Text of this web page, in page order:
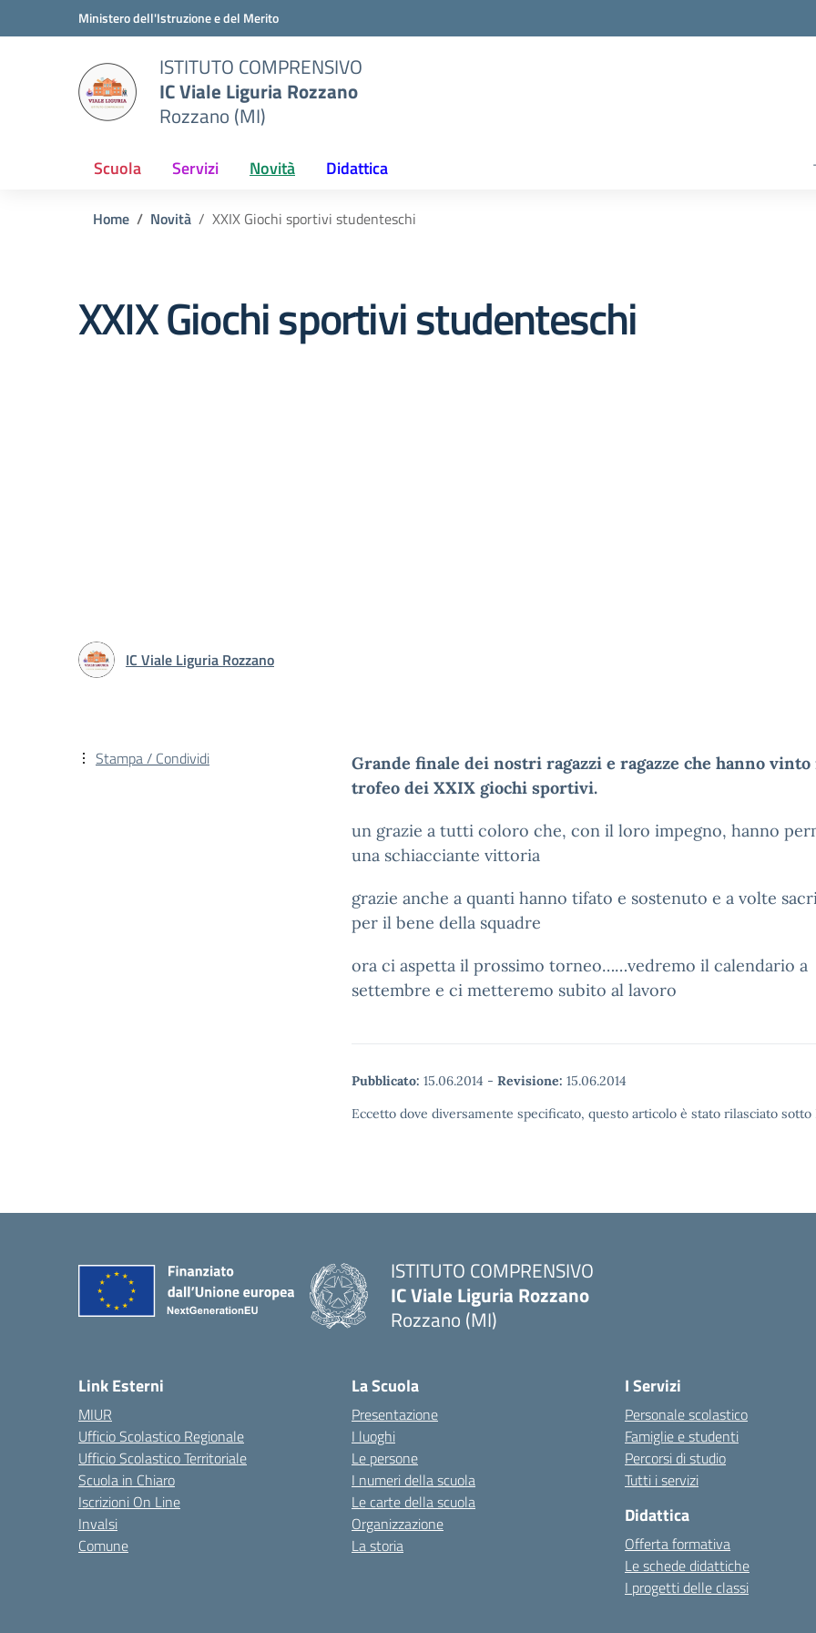
Vai ai contenuti
Vai al menu di navigazioneMinistero dell'Istruzione e del Merito
ISTITUTO COMPRENSIVO
IC Viale Liguria Rozzano
Rozzano (MI)
Scuola Servizi Novità Didattica
Home Novità XXIX Giochi sportivi studenteschi
XXIX Giochi sportivi studenteschi
IC Viale Liguria Rozzano
Grande finale dei nostri ragazzi e ragazze che hanno
trofeo dei XXIX giochi sportivi.
un grazie a tutti coloro che, con il loro impegno, hanno
una schiacciante vittoria
grazie anche a quanti hanno tifato e sostenuto e a volte
per il bene della squadre
ora ci aspetta il prossimo torneo……vedremo il calendario a
settembre e ci metteremo subito al lavoro
Pubblicato: 15.06.2014 - Revisione: 15.06.2014
Eccetto dove diversamente specificato, questo articolo è stato rilasciato
Stampa / Condividi
ISTITUTO COMPRENSIVO
IC Viale Liguria Rozzano
Rozzano (MI)
Link Esterni
MIUR
Ufficio Scolastico Regionale
Ufficio Scolastico Territoriale
Scuola in Chiaro
Iscrizioni On Line
Invalsi
Comune
La Scuola
Presentazione
I luoghi
Le persone
I numeri della scuola
Le carte della scuola
Organizzazione
La storia
I Servizi
Personale scolastico
Famiglie e studenti
Percorsi di studio
Tutti i servizi
Didattica
Offerta formativa
Le schede didattiche
I progetti delle classi